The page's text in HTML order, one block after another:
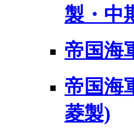
製・中
帝国海
帝国海
菱製)